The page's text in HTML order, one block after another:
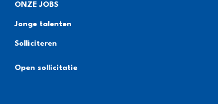
ONZE JOBS
Jonge talenten
Solliciteren
Open sollicitatie